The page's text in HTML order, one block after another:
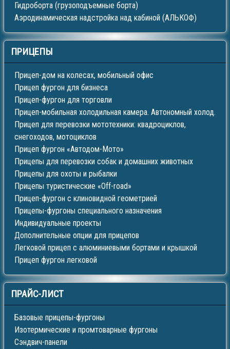
Гидроборта (грузоподъемные борта)
Аэродинамическая надстройка над кабиной (АЛЬКОФ)
ПРИЦЕПЫ
Прицеп-дом на колесах, мобильный офис
Прицеп фургон для бизнеса
Прицеп-фургон для торговли
Прицеп-мобильная холодильная камера. Автономный холод.
Прицеп для перевозки мототехники: квадроциклов,
снегоходов, мотоциклов
Прицеп фургон «Автодом-Мото»
Прицепы для перевозки собак и домашних животных
Прицепы для охоты и рыбалки
Прицепы туристические «Off-road»
Прицеп-фургон с клиновидной геометрией
Прицепы-фургоны специального назначения
Индивидуальные проекты
Дополнительные опции для прицепов
Легковой прицеп с алюминиевыми бортами и крышкой
Прицеп фургон легковой
ПРАЙС-ЛИСТ
Базовые прицепы-фургоны
Изотермические и промтоварные фургоны
Сэндвич-панели